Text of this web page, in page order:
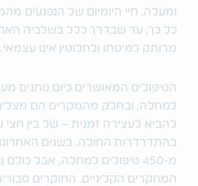
ומעלה. חיי היומיום של הנפגעים
כל כך, עד שבדרך כלל בשלביה
מרותק למיטתו ולחלוטין אינו עצמאי.
הטיפולים המאושרים כיום נותנים
למחלה, ובחלק מהמקרים הם
להביא לעצירה זמנית – של בין חצי
בהתדרדרות החולה. בשנים
מ-450 טיפולים למחלה, אבל
המחקרים הקליניים. החוקרים